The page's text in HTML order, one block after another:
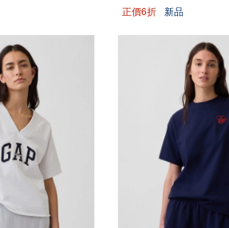
正價6折 新品